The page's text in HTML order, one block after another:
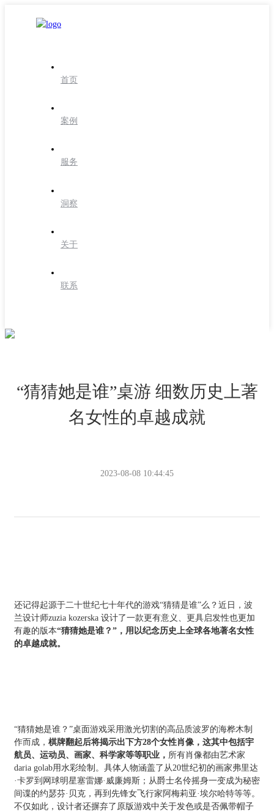
首页
案例
服务
洞察
关于
联系
“猜猜她是谁”桌游 细数历史上著
名女性的卓越成就
2023-08-08 10:44:45
还记得起源于二十世纪七十年代的游戏“猜猜是谁”么？近日，波
兰设计师zuzia kozerska 设计了一款更有意义、更具启发性也更加
有趣的版本“猜猜她是谁？”，用以纪念历史上全球各地著名女性
的卓越成就。
“猜猜她是谁？”桌面游戏采用激光切割的高品质波罗的海桦木制
作而成， 棋牌翻起后将揭示出下方28个女性肖像，这其中包括宇
航员、运动员、画家、科学家等等职业， 所有肖像都由艺术家
daria golab用水彩绘制。具体人物涵盖了从20世纪初的画家弗里达
·卡罗到网球明星塞雷娜·威廉姆斯；从爵士名伶摇身一变成为秘密
间谍的约瑟芬·贝克，再到先锋女飞行家阿梅莉亚·埃尔哈特等等。
不仅如此，设计者还摒弃了原版游戏中关于发色或是否佩带帽子